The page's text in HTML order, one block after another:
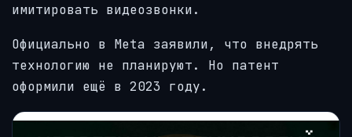
имитировать видеозвонки.
Официально в Meta заявили, что внедрять
технологию не планируют. Но патент
оформили ещё в 2023 году.